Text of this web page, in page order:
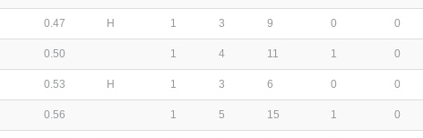
0.47 H 1 3 9 0 0
0.50 1 4 11 1 0
0.53 H 1 3 6 0 0
0.56 1 5 15 1 0